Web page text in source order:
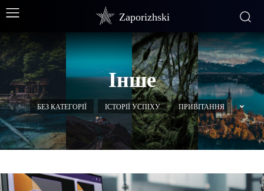
Zaporizhski
Інше
БЕЗ КАТЕГОРІЇ ІСТОРІЇ УСПІХУ ПРИВІТАННЯ